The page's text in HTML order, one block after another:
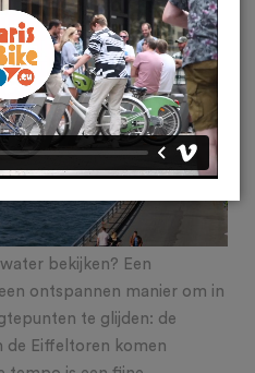
bekijken? Een
ontspannen manier om in
te glijden: de
de Eiffeltoren komen